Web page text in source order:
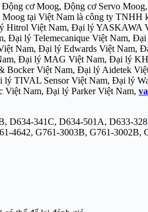
cơ Moog, Động cơ Servo
tại Việt Nam là công ty TNHH
Việt Nam, Đại lý
lý Telemecanique Việt Nam, Đại
Nam, Đại lý Edwards Việt
Đại lý MAG Việt Nam, Đại lý
Việt Nam, Đại lý Aidetek
TIVAL Sensor Việt Nam, Đại lý
Việt Nam, Đại lý Parker Việt Nam,
D634-341C, D634-501A, D633-
4642, G761-3003B, G761-